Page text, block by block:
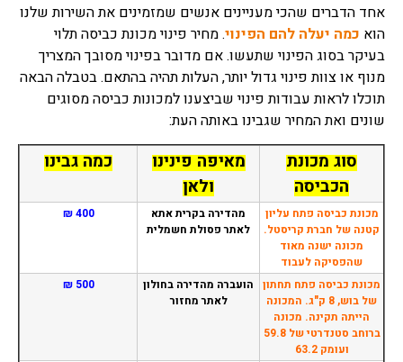
אחד הדברים שהכי מעניינים אנשים שמזמינים את השירות שלנו
הוא כמה יעלה להם הפינוי. מחיר פינוי מכונת כביסה תלוי
בעיקר בסוג הפינוי שתעשו. אם מדובר בפינוי מסובך המצריך
מנוף או צוות פינוי גדול יותר, העלות תהיה בהתאם. בטבלה הבאה
תוכלו לראות עבודות פינוי שביצענו למכונות כביסה מסוגים
שונים ואת המחיר שגבינו באותה העת:
סוג מכונת
הכביסה
מאיפה פינינו
ולאן
כמה גבינו
מכונת כביסה פתח עליון
קטנה של חברת קריסטל.
מכונה ישנה מאוד
שהפסיקה לעבוד
מהדירה בקרית אתא
לאתר פסולת חשמלית
400 ₪
מכונת כביסה פתח תחתון
של בוש, 8 ק"ג. המכונה
הייתה תקינה. מכונה
ברוחב סטנדרטי של 59.8
ועומק 63.2
הועברה מהדירה בחולון
לאתר מחזור
500 ₪